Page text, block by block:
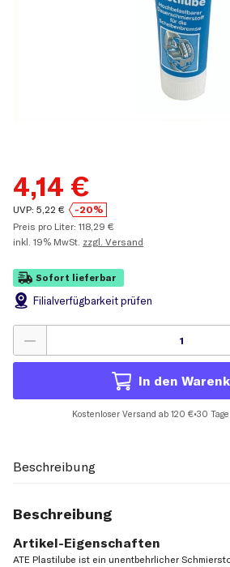
4,14 €
UVP: 5,22 €
-20%
Preis pro Liter: 118,29 €
inkl. 19% MwSt. zzgl. Versand
Sofort lieferbar
Filialverfügbarkeit prüfen
In den
Kostenloser Versand ab 120 €•30
Beschreibung
Beschreibung
Artikel-Eigenschaften
ATE Plastilube ist ein unentbehrlicher